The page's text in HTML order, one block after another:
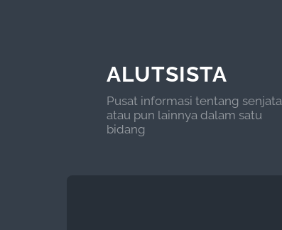
ALUTSISTA
Pusat informasi tentang senjata
atau pun lainnya dalam satu
bidang